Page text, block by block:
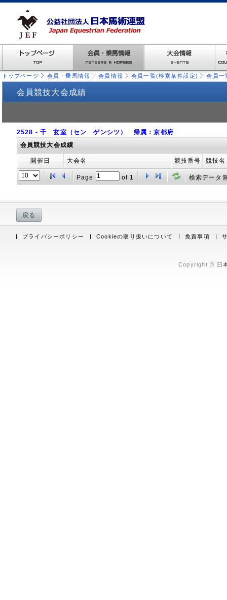
トップページ 会員・乗馬情報 会員情報 会員一覧(検索条件設定) 会員一
会員競技大会成績
2528 - 千 玄室（セン ゲンシツ） 帰属：京都府
会員競技大会成績
開催日 大会名 競技番号 競技名
Page of1 検索データ
戻る
プライバシーポリシー Cookieの取り扱いについて 免責事項
Copyright © 日